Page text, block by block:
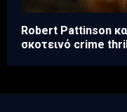
Robert Pattinson
σκοτεινό crime